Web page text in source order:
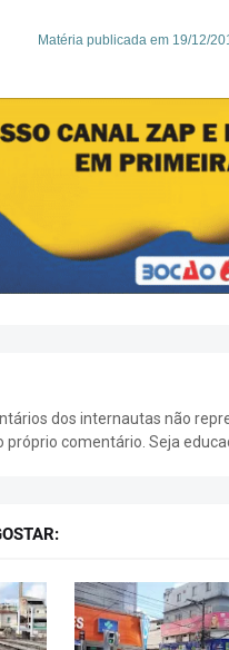
Matéria publicada em 19/12/
dos internautas não
próprio comentário. Seja